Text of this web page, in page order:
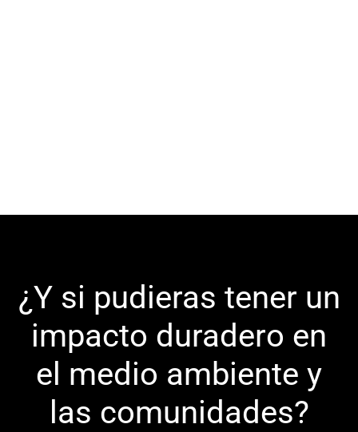
¿Y si pudieras tener un
impacto duradero en
el medio ambiente y
las comunidades?